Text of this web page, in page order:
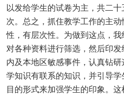
以发给学生的试卷为主，共二
次。总之，抓住教学工作的主
性，有层次性。为做到这点，我
对各种资料进行筛选，然后印
内及本地区敏感事件，认真钻
学知识有联系的知识，并引导
目的形式来加强学生的印象。